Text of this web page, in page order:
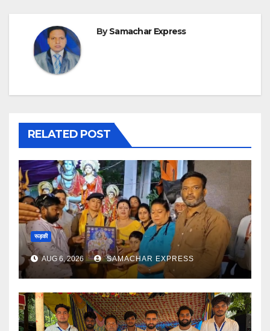
BySamachar Express
RELATED POST
रूड़की
AUG 6, 2026 SAMACHAR EXPRESS